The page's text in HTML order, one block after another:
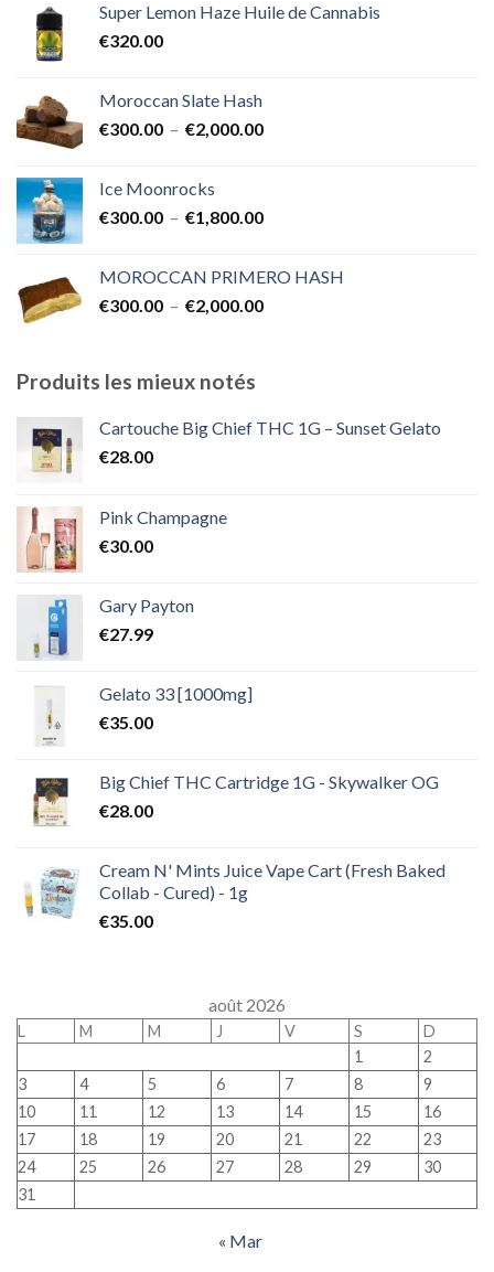
€350.00
Super Lemon Haze Huile de Cannabis
€320.00
Moroccan Slate Hash
€300.00 – €2,000.00Plage
à
Ice Moonrocks
€300.00 – €1,800.00Plage
€300.00
à
MOROCCAN PRIMERO HASH
€300.00 – €2,000.00Plage
€2,000.00
Produits les mieux notés
Cartouche Big Chief THC 1G – Sunset Gelato
€28.00
Pink Champagne
€30.00
Gary Payton
€27.99
Gelato 33 [1000mg]
€35.00
Big Chief THC Cartridge 1G - Skywalker OG
€28.00
Cream N' Mints Juice Vape Cart (Fresh Baked
Collab - Cured) - 1g
€35.00
août 2026
L M M J V S
D
1
2
3
4 5 6 7 8
9
10
11 12 13 14 15
16
17
18 19 20 21 22
23
24
25 26 27 28 29
30
31
« Mar